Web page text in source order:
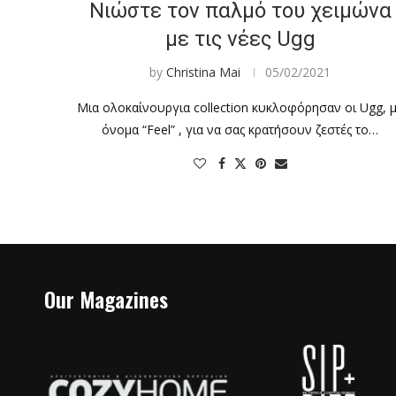
Νιώστε τον παλμό του χειμώνα
με τις νέες Ugg
byChristina Mai 05/02/2021
Μια ολοκαίνουργια collection κυκλοφόρησαν οι Ugg,
όνομα “Feel” , για να σας κρατήσουν ζεστές το…
Our Magazines